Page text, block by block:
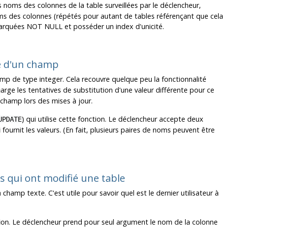
des colonnes de la table surveillées par le déclencheur,
des colonnes (répétés pour autant de tables référençant que cela
NOT NULL et posséder un index d'unicité.
champ
de type integer. Cela recouvre quelque peu la fonctionnalité
les tentatives de substitution d'une valeur différente pour ce
lors des mises à jour.
) qui utilise cette fonction. Le déclencheur accepte deux
les valeurs. (En fait, plusieurs paires de noms peuvent être
qui ont modifié une table
texte. C'est utile pour savoir quel est le dernier utilisateur à
Le déclencheur prend pour seul argument le nom de la colonne